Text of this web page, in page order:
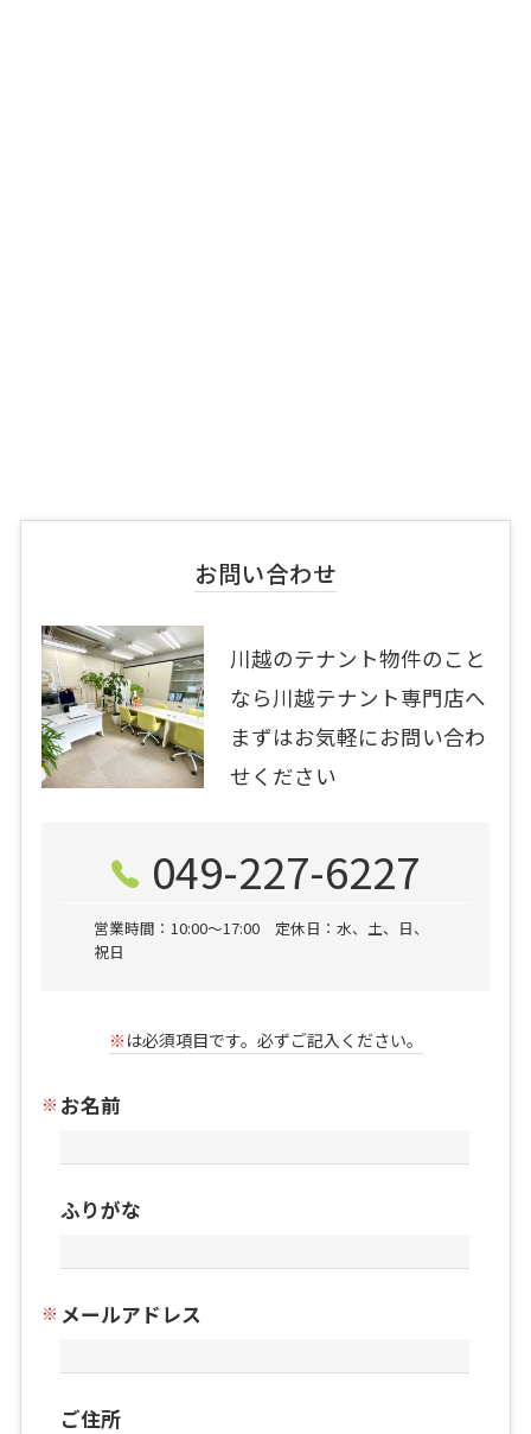
お問い合わせ
川越のテナント物件のこと
なら川越テナント専門店へ
まずはお気軽にお問い合わ
せください
049-227-6227
営業時間：10:00〜17:00 定休日：水、土、日、
祝日
※ は必須項目です。必ずご記入ください。
お名前
ふりがな
メールアドレス
ご住所